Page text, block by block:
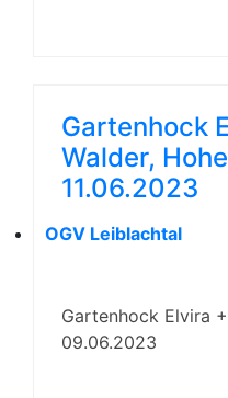
Gartenhock
Walder,
11.06.2023
OGV Leiblachtal
Gartenhock Elvira
09.06.2023